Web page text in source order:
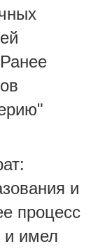
и
процесс
и имел